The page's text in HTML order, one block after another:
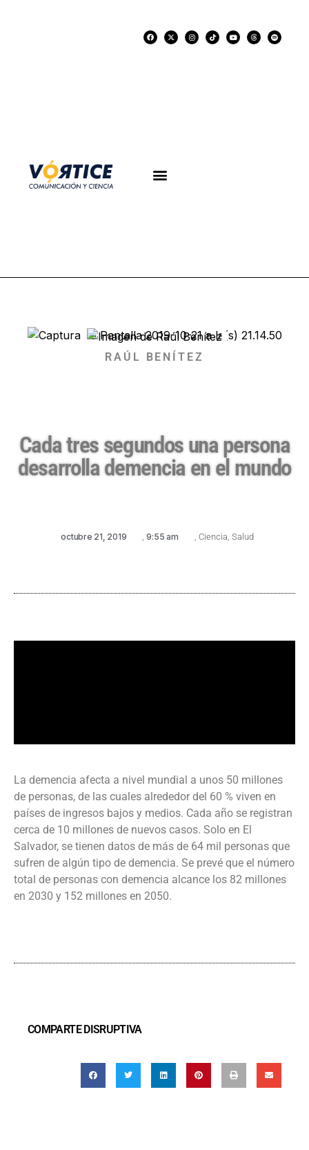
RAÚL BENÍTEZ
Cada tres segundos una persona
desarrolla demencia en el mundo
octubre 21, 2019 , 9:55 am , Ciencia, Salud
La demencia afecta a nivel mundial a unos 50 millones
de personas, de las cuales alrededor del 60 % viven en
países de ingresos bajos y medios. Cada año se registran
cerca de 10 millones de nuevos casos. Solo en El
Salvador, se tienen datos de más de 64 mil personas que
sufren de algún tipo de demencia. Se prevé que el número
total de personas con demencia alcance los 82 millones
en 2030 y 152 millones en 2050.
COMPARTE DISRUPTIVA